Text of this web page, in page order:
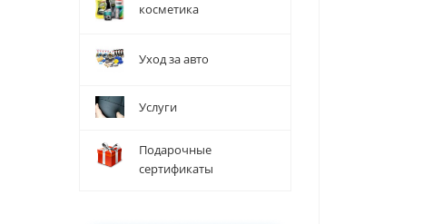
косметика
Уход за авто
Услуги
Подарочные
сертификаты